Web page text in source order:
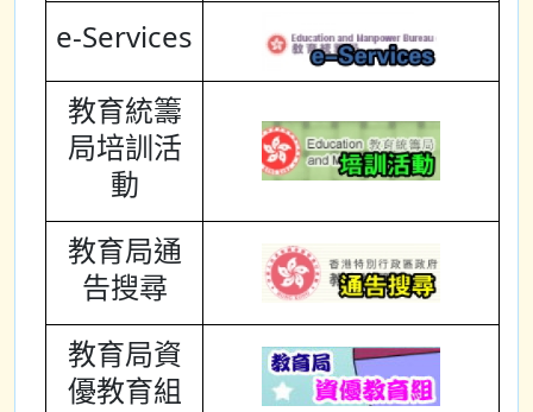
e-Services
教育統籌
局培訓活
動
教育局通
告搜尋
教育局資
優教育組